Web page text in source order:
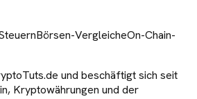
Börsen-VergleicheOn-Chain-
und beschäftigt sich seit
Kryptowährungen und der